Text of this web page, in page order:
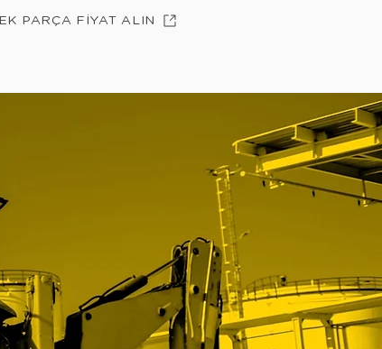
PARÇA FİYAT ALIN